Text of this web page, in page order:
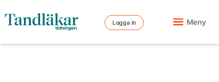
Logga in Meny